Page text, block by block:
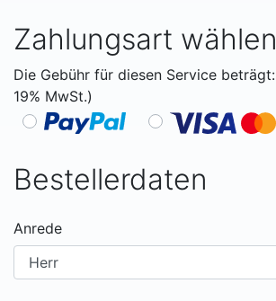
Zahlungsart wählen
Die Gebühr für diesen Service beträgt:
19% MwSt.)
Bestellerdaten
Anrede